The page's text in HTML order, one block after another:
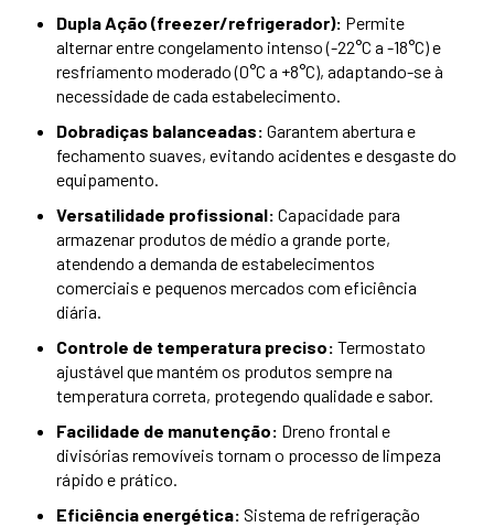
Dupla Ação (freezer/refrigerador): Permite
alternar entre congelamento intenso (-22°C a -18°C) e
resfriamento moderado (0°C a +8°C), adaptando-se à
necessidade de cada estabelecimento.
Dobradiças balanceadas: Garantem abertura e
fechamento suaves, evitando acidentes e desgaste do
equipamento.
Versatilidade profissional: Capacidade para
armazenar produtos de médio a grande porte,
atendendo a demanda de estabelecimentos
comerciais e pequenos mercados com eficiência
diária.
Controle de temperatura preciso: Termostato
ajustável que mantém os produtos sempre na
temperatura correta, protegendo qualidade e sabor.
Facilidade de manutenção: Dreno frontal e
divisórias removíveis tornam o processo de limpeza
rápido e prático.
Eficiência energética: Sistema de refrigeração